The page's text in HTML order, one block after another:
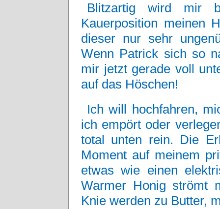
Blitzartig wird mir
Kauerposition meinen
dieser nur sehr
Wenn Patrick sich so
mir jetzt gerade voll
auf das Höschen!
Ich will hochfahren,
ich empört oder
total unten rein. Die
Moment auf meinem
etwas wie einen
Warmer Honig strömt
Knie werden zu Butter,